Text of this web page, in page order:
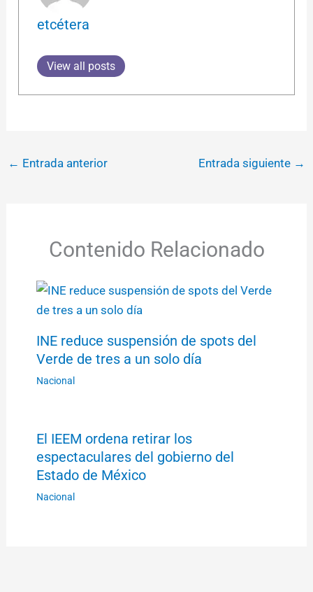
etcétera
View all posts
← Entrada anterior Entrada siguiente →
Contenido Relacionado
INE reduce suspensión de spots del
Verde de tres a un solo día
Nacional
El IEEM ordena retirar los
espectaculares del gobierno del
Estado de México
Nacional